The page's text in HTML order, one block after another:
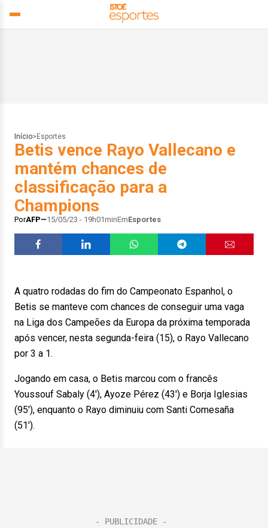
Início> Esportes
Betis vence Rayo Vallecano e
mantém chances de
classificação para a
Champions
PorAFP 15/05/23 - 19h01minEmEsportes
A quatro rodadas do fim do Campeonato Espanhol, o
Betis se manteve com chances de conseguir uma vaga
na Liga dos Campeões da Europa da próxima temporada
após vencer, nesta segunda-feira (15), o Rayo Vallecano
por 3 a 1.
Jogando em casa, o Betis marcou com o francês
Youssouf Sabaly (4′), Ayoze Pérez (43′) e Borja Iglesias
(95′), enquanto o Rayo diminuiu com Santi Comesaña
(51′).